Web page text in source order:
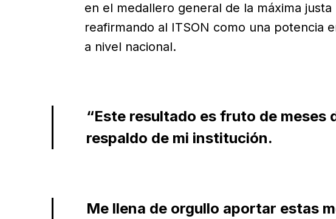
en el medallero general de la máxima
reafirmando al ITSON como una potencia
a nivel nacional.
“Este resultado es fruto de meses
respaldo de mi institución.
Me llena de orgullo aportar estas